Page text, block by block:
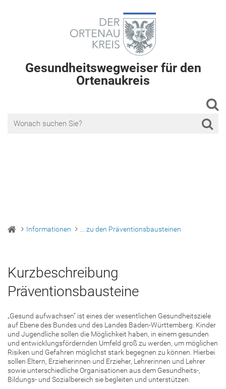
Gesundheitswegweiser für den
Ortenaukreis
Informationen ... zu den Präventionsbausteinen
Kurzbeschreibung
Präventionsbausteine
„Gesund aufwachsen“ ist eines der wesentlichen Gesundheitsziele
auf Ebene des Bundes und des Landes Baden-Württemberg. Kinder
und Jugendliche sollen die Möglichkeit haben, in einem gesunden
und entwicklungsfördernden Umfeld groß zu werden, um möglichen
Risiken und Gefahren möglichst stark begegnen zu können. Hierbei
sollen Eltern, Erzieherinnen und Erzieher, Lehrerinnen und Lehrer
sowie unterschiedliche Organisationen aus dem Gesundheits-,
Bildungs- und Sozialbereich sie begleiten und unterstützen.